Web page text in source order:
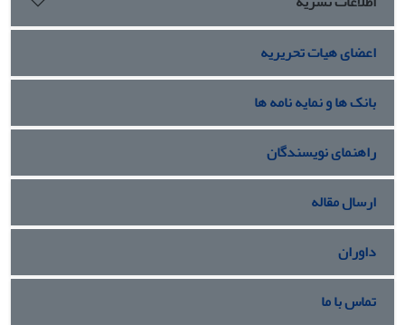
اعضای هیات تحریریه
بانک ها و نمایه نامه ها
راهنمای نویسندگان
ارسال مقاله
داوران
تماس با ما